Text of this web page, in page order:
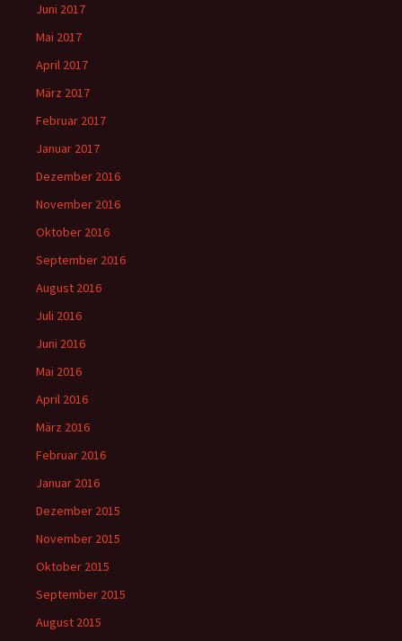
Juni 2017
Mai 2017
April 2017
März 2017
Februar 2017
Januar 2017
Dezember 2016
November 2016
Oktober 2016
September 2016
August 2016
Juli 2016
Juni 2016
Mai 2016
April 2016
März 2016
Februar 2016
Januar 2016
Dezember 2015
November 2015
Oktober 2015
September 2015
August 2015